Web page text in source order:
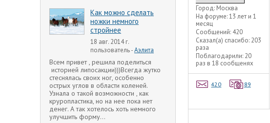
Как можно сделать
ножки немного
стройнее
18 авг. 2014 г.
пользователь -Аэлита
Всем привет , решила поделиться
историей липосакции)))Всегда жутко
стеснялась своих ног, особенно
острых углов в области коленей.
Узнала о такой возможности , как
круропластика, но на нее пока нет
денег. А так хотелось хоть немного
улучшить форму...
Город: Москва
На форуме:13 лет и 1
месяц
Сообщений: 420
Сказал(а) спасибо: 203
раза
Поблагодарили: 20
раз в 18 сообщенях
420 89